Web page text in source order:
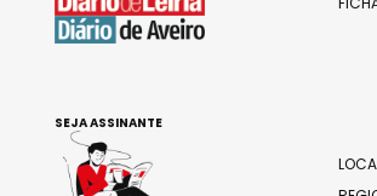
SEJA ASSINANTE